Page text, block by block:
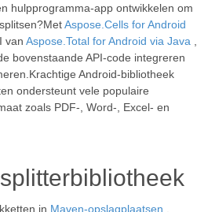
hulpprogramma-app ontwikkelen om
Aspose.Cells for Android
van Aspose.Total for Android via Java
bovenstaande API-code integreren
Android-bibliotheek
ondersteunt vele populaire
zoals PDF-, Word-, Excel- en
in Maven-opslagplaatsen